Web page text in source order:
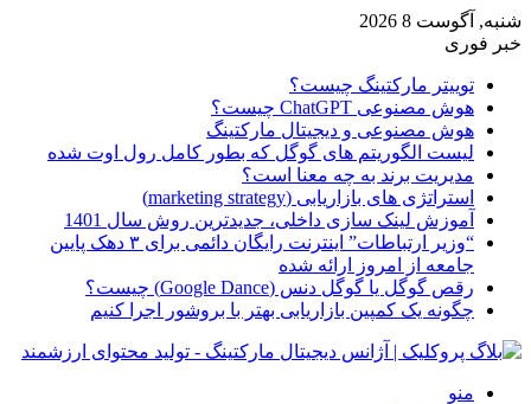
شنبه, آگوست 8 2026
خبر فوری
توییتر مارکتینگ چیست؟
هوش مصنوعی ChatGPT چیست؟
هوش مصنوعی و دیجیتال مارکتینگ
لیست الگوریتم های گوگل که بطور کامل رول اوت شده
مدیریت برند به چه معنا است؟
استراتژی های بازاریابی (marketing strategy)
آموزش لینک سازی داخلی، جدیدترین روش سال 1401
“وزیر ارتباطات” اینترنت رایگان دائمی برای ۳ دهک پایین
جامعه از امروز ارائه شده
رقص گوگل یا گوگل دنس (Google Dance) چیست؟
چگونه یک کمپین بازاریابی بهتر با بروشور اجرا کنیم
منو